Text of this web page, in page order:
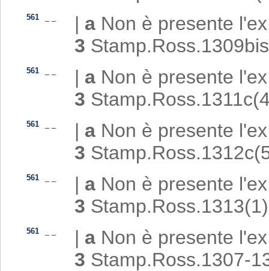
561 | a Non è presente
3
561 | a Non è presente
3
561 | a Non è presente
3
561 | a Non è presente
3 Stamp.Ross.1313(1)
561 | a Non è presente
3 Stamp.Ross.1307-